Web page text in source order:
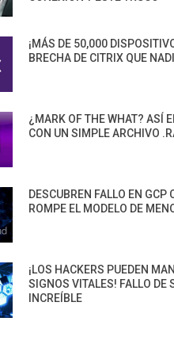
¡MÁS DE 50,000
BRECHA DE CITRIX QUE
¿MARK OF THE WHAT? ASÍ
CON UN SIMPLE ARCHIVO
DESCUBREN FALLO EN GCP
ROMPE EL MODELO DE
¡LOS HACKERS PUEDEN
SIGNOS VITALES! FALLO DE
INCREÍBLE